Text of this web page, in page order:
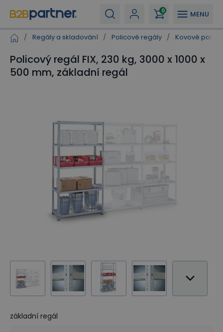
MENU
0
/ Regály a skladování / Policové regály / Kovové
Policový regál FIX, 230 kg, 3000 x 1000 x
500 mm, základní regál
základní regál